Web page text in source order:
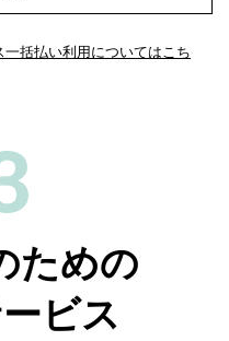
括払い利用についてはこち
ための
ビス